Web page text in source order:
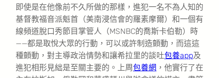
即使是在他像前不久所做的那樣，進犯一名不為人知的
基督教福音派魁首（美南浸信會的羅素摩爾）和一個有
線頻道脫口秀節目掌管人（MSNBC的喬斯卡伯勒）時
——都是取悅大眾的行動，可以或許制造顫動，而這這
種顫動，對主導政治情勢和讓希拉里的談吐包養app及
進犯相形見絀是至關主要的。上周包養網 ，他實行了在